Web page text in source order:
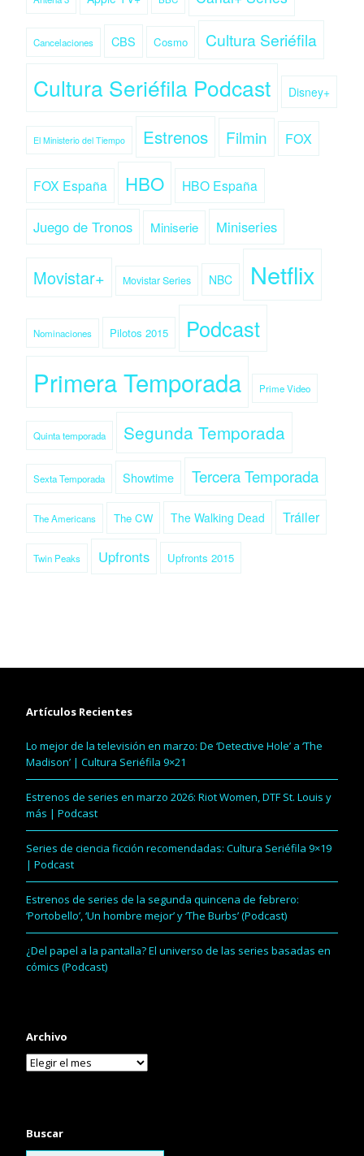
Cancelaciones CBS Cosmo Cultura Seriéfila
Cultura Seriéfila Podcast Disney+
El Ministerio del Tiempo Estrenos Filmin FOX
FOX España HBO HBO España
Juego de Tronos Miniserie Miniseries
Movistar+ Movistar Series NBC Netflix
Nominaciones Pilotos 2015 Podcast
Primera Temporada Prime Video
Quinta temporada Segunda Temporada
Sexta Temporada Showtime Tercera Temporada
The Americans The CW The Walking Dead Tráiler
Twin Peaks Upfronts Upfronts 2015
Artículos Recientes
Lo mejor de la televisión en marzo: De ‘Detective Hole’ a ‘The
Madison’ | Cultura Seriéfila 9×21
Estrenos de series en marzo 2026: Riot Women, DTF St. Louis y
más | Podcast
Series de ciencia ficción recomendadas: Cultura Seriéfila 9×19
| Podcast
Estrenos de series de la segunda quincena de febrero:
‘Portobello’, ‘Un hombre mejor’ y ‘The Burbs’ (Podcast)
¿Del papel a la pantalla? El universo de las series basadas en
cómics (Podcast)
Archivo
Buscar